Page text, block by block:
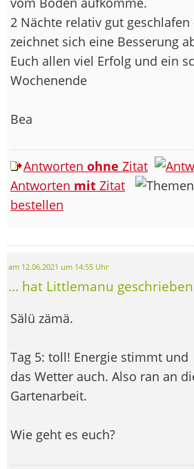
2 Nächte relativ gut geschlafen
zeichnet sich eine Besserung
Euch allen viel Erfolg und ein
Wochenende
Bea
Antworten ohne Zitat
Antworten mit Zitat
bestellen
am 12.06.2021 um 14:55 Uhr
... hat Littlemanu
Sälü zämä.
Tag 5: toll! Energie stimmt und
das Wetter auch. Also ran an
Gartenarbeit.
Wie geht es euch?